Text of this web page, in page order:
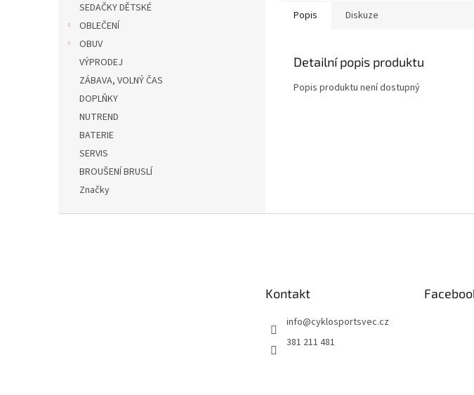
SEDAČKY DĚTSKÉ
OBLEČENÍ
OBUV
VÝPRODEJ
ZÁBAVA, VOLNÝ ČAS
DOPLŇKY
NUTREND
BATERIE
SERVIS
BROUŠENÍ BRUSLÍ
Značky
Popis Diskuze
Detailní popis produktu
Popis produktu není dostupný
Kontakt
info@cyklosportsvec.cz
381 211 481